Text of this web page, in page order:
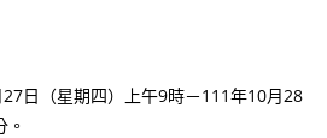
日（星期四）上午9時－111年10月28